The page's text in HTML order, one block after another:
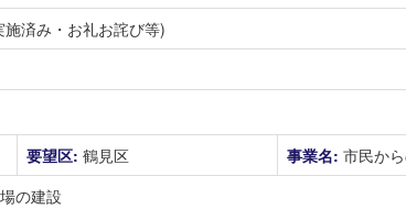
済み・お礼お詫び等)
要望区: 鶴見区 事業名: 市民か
の建設